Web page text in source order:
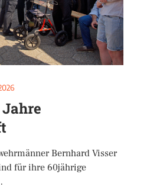
Bernhard Visser
für ihre 60jährige